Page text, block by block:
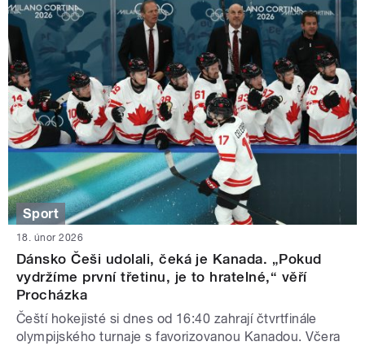
Sport
18. únor 2026
Dánsko Češi udolali, čeká je Kanada. „Pokud
vydržíme první třetinu, je to hratelné,“ věří
Procházka
Čeští hokejisté si dnes od 16:40 zahrají čtvrtfinále
olympijského turnaje s favorizovanou Kanadou. Včera